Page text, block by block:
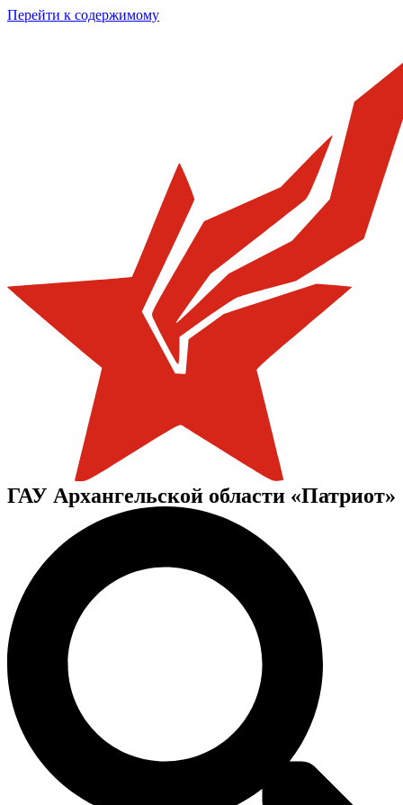
Перейти к содержимому
ГАУ Архангельской области «Патриот»